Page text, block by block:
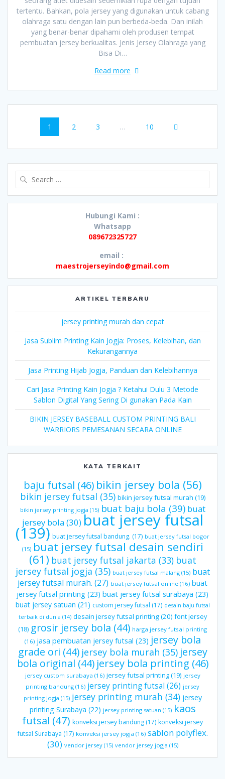
tertentu. Bahkan, pola jersey yang digunakan untuk cabang
olahraga satu dengan lain pun berbeda-beda. Dan inilah
yang benar-benar dipahami oleh produsen tempat
pembuatan jersey berkualitas. Jenis Jersey Olahraga yang
Bisa Di…
Read more
Posts
navigation
Page
1 Page
2 Page
3 … Page
10
Hubungi Kami :
Whatsapp
089672325727
email :
maestrojerseyindo@gmail.com
ARTIKEL TERBARU
jersey printing murah dan cepat
Jasa Sublim Printing Kain Jogja: Proses, Kelebihan, dan
Kekurangannya
Jasa Printing Hijab Jogja, Panduan dan Kelebihannya
Cari Jasa Printing Kain Jogja ? Ketahui Dulu 3 Metode
Sablon Digital Yang Sering Di gunakan Pada Kain
BIKIN JERSEY BASEBALL CUSTOM PRINTING BALI
WARRIORS PEMESANAN SECARA ONLINE
KATA TERKAIT
baju futsal (46) bikin jersey bola (56)
bikin jersey futsal (35) bikin jersey futsal murah (19)
bikin jersey printing jogja (15) buat baju bola (39) buat
jersey bola(30)buat jersey futsal
(139) buat jersey futsal bandung. (17) buat jersey futsal bogor
(15) buat jersey futsal desain sendiri
(61) buat jersey futsal jakarta (33) buat
jersey futsal jogja (35) buat jersey futsal malang(15) buat
jersey futsal murah. (27) buat jersey futsal online(16) buat
jersey futsal printing (23) buat jersey futsal surabaya (23)
buat jersey satuan (21) custom jersey futsal (17) desain baju futsal
terbaik di dunia (14) desain jersey futsal printing(20) font jersey
(18) grosir jersey bola (44) harga jersey futsal printing
(16) jasa pembuatan jersey futsal (23) jersey bola
grade ori (44) jersey bola murah (35) jersey
bola original (44) jersey bola printing (46)
jersey custom surabaya (16) jersey futsal printing(19) jersey
printing bandung (16) jersey printing futsal (26) jersey
printing jogja (15) jersey printing murah (34) jersey
printing Surabaya (22) jersey printing satuan (15) kaos
futsal (47) konveksi jersey bandung (17) konveksi jersey
futsal Surabaya (17) konveksi jersey jogja (16) sablon polyflex.
(30) vendor jersey(15) vendor jersey jogja (15)